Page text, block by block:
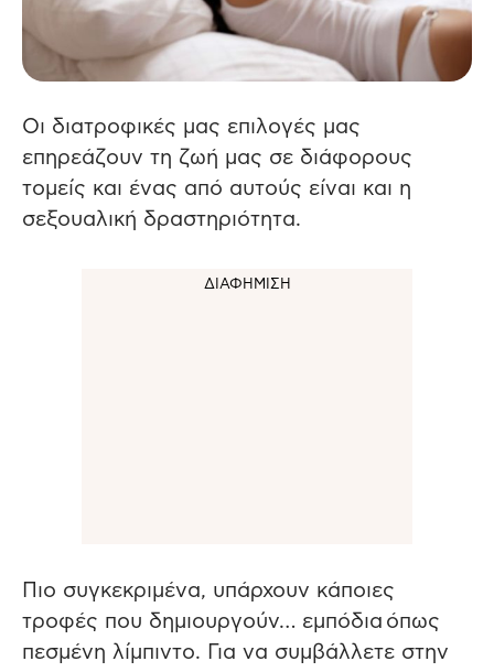
Οι διατροφικές μας επιλογές μας
επηρεάζουν τη ζωή μας σε διάφορους
τομείς και ένας από αυτούς είναι και η
σεξουαλική δραστηριότητα.
Πιο συγκεκριμένα, υπάρχουν κάποιες
τροφές που δημιουργούν… εμπόδια όπως
πεσμένη λίμπιντο. Για να συμβάλλετε στην